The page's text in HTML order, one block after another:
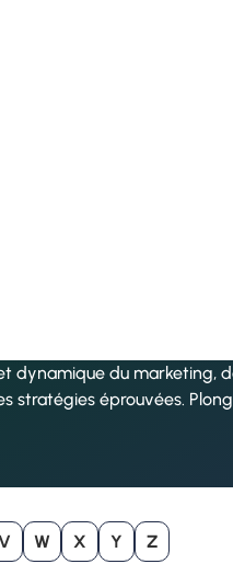
dynamique du
éprouvées.
V W X Y
Z